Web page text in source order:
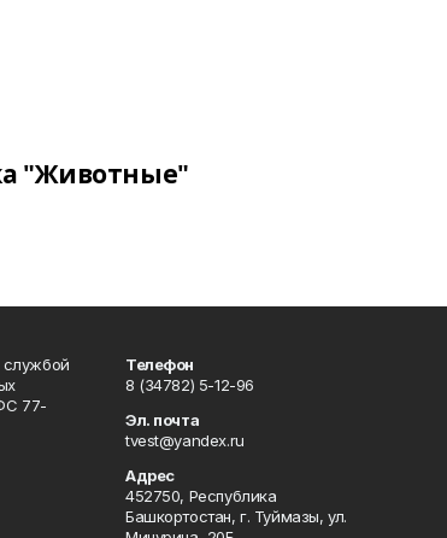
"Животные"
службой
77-
Телефон
8 (34782) 5-12-96
Эл. почта
tvest@yandex.ru
Адрес
452750, Республика
Башкортостан, г. Туймазы, ул.